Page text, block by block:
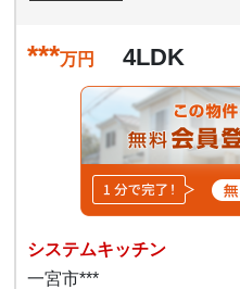
***万円 4LDK
システムキッチン
一宮市***